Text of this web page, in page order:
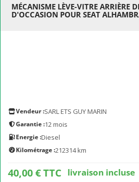
MÉCANISME LÈVE-VITRE ARRIÈRE
D'OCCASION POUR SEAT
Vendeur :SARL ETS GUY MARIN
Garantie :12 mois
Energie :Diesel
Kilométrage :212314 km
40,00 € TTC livraison incluse